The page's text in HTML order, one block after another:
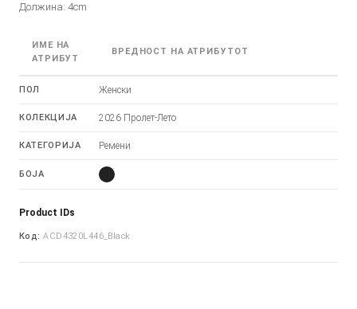
Должина: 4cm
ИМЕ НА
АТРИБУТ
ВРЕДНОСТ НА АТРИБУТОТ
ПОЛ Женски
КОЛЕКЦИЈА 2026 Пролет-Лето
КАТЕГОРИЈА Ремени
БОЈА
Product IDs
Код: ACD4320L446_Black